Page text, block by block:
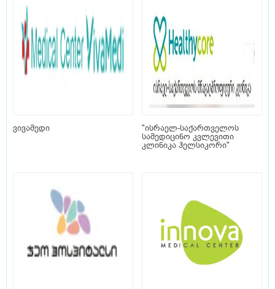
ვივამედი
"ისრაელ-საქართველოს
სამედიცინო კვლევითი
კლინიკა ჰელსიკორი"